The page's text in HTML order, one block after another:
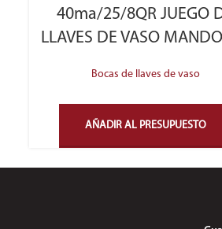
40ma/25/8QR JUEGO
LLAVES DE VASO
Bocas de llaves de vaso
AÑADIR AL PRESUPUESTO